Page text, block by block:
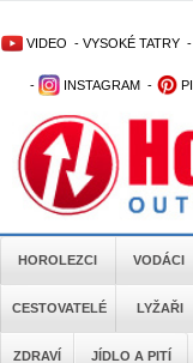
VIDEO - VYSOKÉ TATRY -
- INSTAGRAM -
HOROLEZCI VODÁCI
CESTOVATELÉ LYŽAŘI
ZDRAVÍ JÍDLO A PITÍ